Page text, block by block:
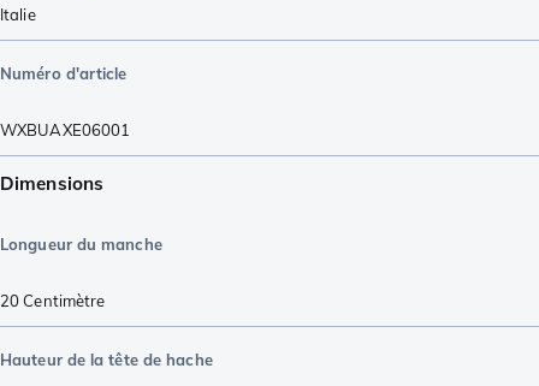
Italie
Numéro d'article
WXBUAXE06001
Dimensions
Longueur du manche
20Centimètre
Hauteur de la tête de hache